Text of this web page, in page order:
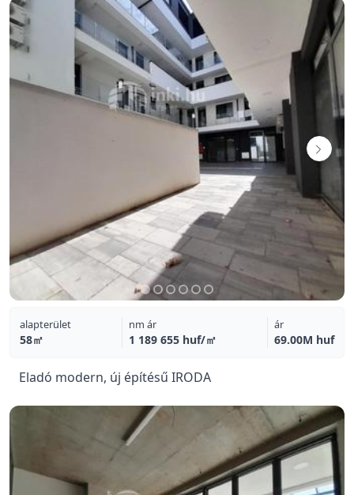
alapterület
58㎡
nm ár
1 189 655 huf/㎡
ár
69.00M huf
Eladó modern, új építésű IRODA